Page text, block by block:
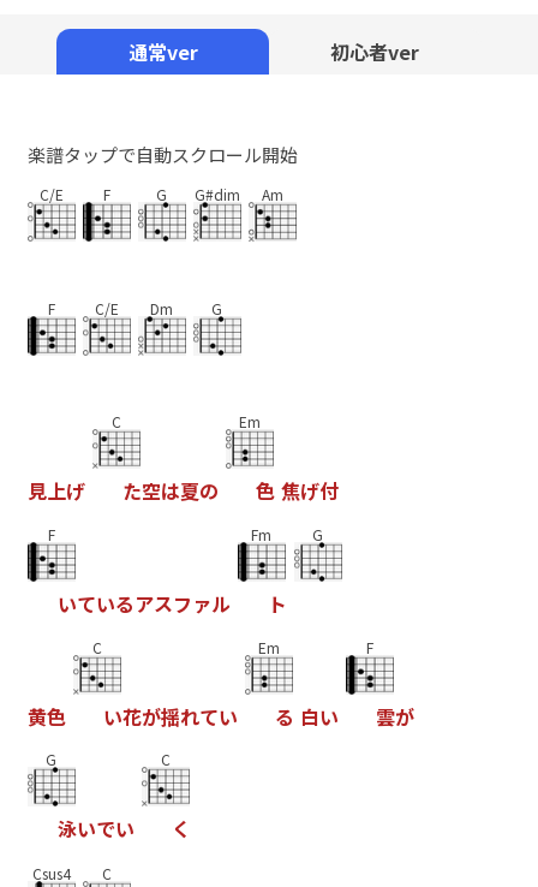
通常ver 初心者ver
楽譜タップで自動スクロール開始
C/E F G G#dim Am
F C/E Dm G
見上げ
C
た空は夏の
Em
色 焦げ付
F
いているアスフ ァル
Fm
ト
G
黄色
C
い花が揺れてい
Em
る 白い
F
雲が
G
泳いでい
C
く
Csus4 C